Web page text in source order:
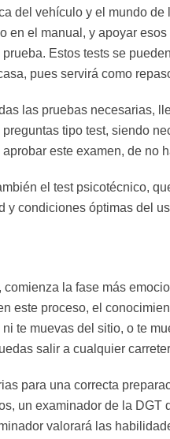
del vehículo y el mundo
en el manual, y apoyar
Estos tests se
pues servirá como
las pruebas necesarias,
tipo test, siendo
este examen, de no
el test psicotécnico,
y condiciones óptimas del
la fase más
este proceso, el
te muevas del sitio, o te
salir a cualquier
para una correcta
un examinador de la
valorará las